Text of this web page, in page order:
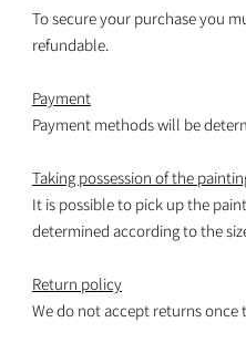
To secure your purchase you
refundable.
Payment
Payment methods will be
Taking possession of the
It is possible to pick up the
determined according to the
Return policy
We do not accept returns once